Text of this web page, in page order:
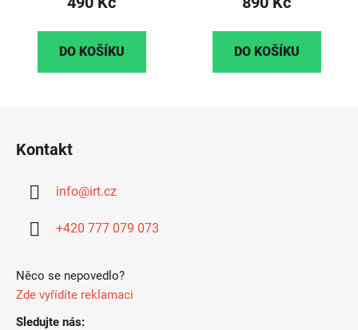
DO KOŠÍKU DO KOŠÍKU
Kontakt
info@irt.cz
+420 777 079 073
Něco se nepovedlo?
Zde vyřídíte reklamaci
Sledujte nás: